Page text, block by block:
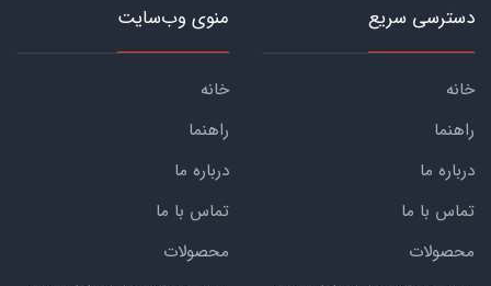
دسترسی سریع
خانه
راهنما
درباره ما
تماس با ما
محصولات
منوی وب‌سایت
خانه
راهنما
درباره ما
تماس با ما
محصولات